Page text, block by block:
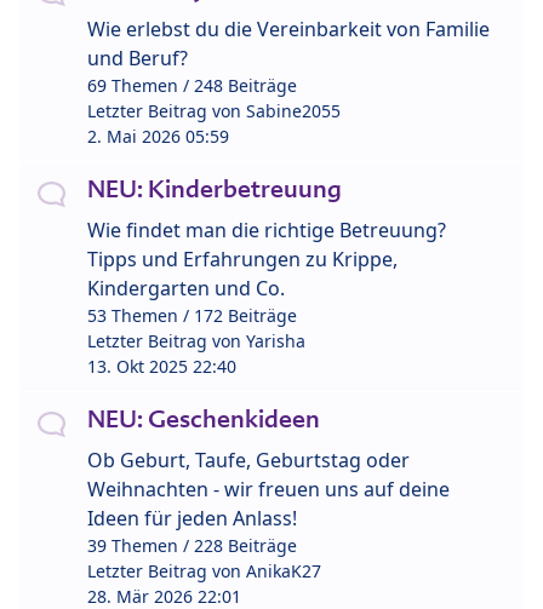
Wie erlebst du die Vereinbarkeit von Familie
und Beruf?
69 Themen / 248 Beiträge
Letzter Beitrag von Sabine2055
2. Mai 2026 05:59
NEU: Kinderbetreuung
Wie findet man die richtige Betreuung?
Tipps und Erfahrungen zu Krippe,
Kindergarten und Co.
53 Themen / 172 Beiträge
Letzter Beitrag von Yarisha
13. Okt 2025 22:40
NEU: Geschenkideen
Ob Geburt, Taufe, Geburtstag oder
Weihnachten - wir freuen uns auf deine
Ideen für jeden Anlass!
39 Themen / 228 Beiträge
Letzter Beitrag von AnikaK27
28. Mär 2026 22:01